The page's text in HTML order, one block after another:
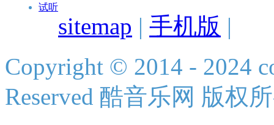
试听
sitemap | 手机版 |
Copyright © 2014 - 2024
Reserved 酷音乐网 版权